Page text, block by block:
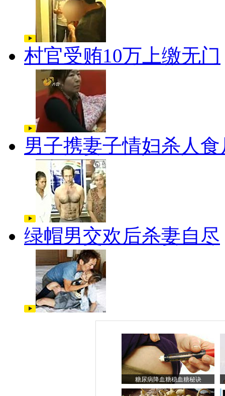
村官受贿10万上缴无门
男子携妻子情妇杀人食
绿帽男交欢后杀妻自尽
糖尿病降血糖稳血糖秘诀